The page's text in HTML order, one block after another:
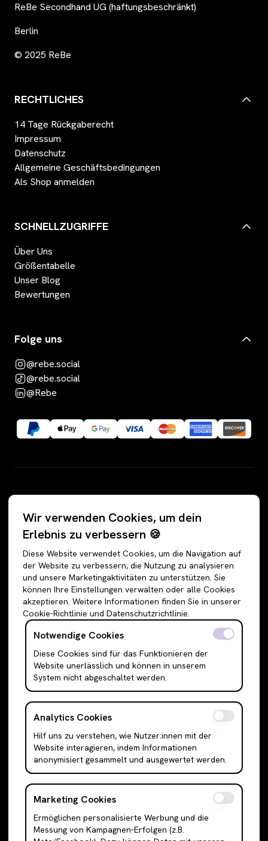
ReBe Secondhand UG (haftungsbeschränkt)
Berlin
© 2025 ReBe
RECHTLICHES
14 Tage Rückgaberecht
Impressum
Datenschutz
Allgemeine Geschäftsbedingungen
Als Shop anmelden
SCHNELLZUGRIFFE
Über Uns
Größentabelle
Unser Blog
Bewertungen
Folge uns
@rebe.social
@rebe.social
@Rebe
Alle Angebote
Schuhe
Oberteile
Sweatshirts & Hoodies
Shirts & Blusen
T-Shirts
Cami Top & Ärmellos
Schulterfreie Oberteile
Boleros & Shrugs
Anzugwesten & Polunder
Langarm Oberteile
Bodysuits
Outerwear
Jacken
Cardigans
Blazer
Mäntel & Trenchcoats
Hosen
Jogginghosen
Anzughosen
Shorts
Leggings
Mini Röcke
Midi Röcke
Kleider
Midi Kleider
Maxi Kleider
Abendkleider
Tanktops
Anzüge
Wir verwenden Cookies, um dein
Erlebnis zu verbessern 🍪
Diese Website verwendet Cookies, um die Navigation auf
der Website zu verbessern, die Nutzung zu analysieren
und unsere Marketingaktivitäten zu unterstützen. Sie
können Ihre Einstellungen verwalten oder alle Cookies
akzeptieren. Weitere Informationen finden Sie in unserer
Cookie-Richtlinie und Datenschutzrichtlinie.
Notwendige Cookies
Diese Cookies sind für das Funktionieren der
Website unerlässlich und können in unserem
System nicht abgeschaltet werden.
Analytics Cookies
Hilf uns zu verstehen, wie Nutzer:innen mit der
Website interagieren, indem Informationen
anonymisiert gesammelt und ausgewertet werden.
Marketing Cookies
Ermöglichen personalisierte Werbung und die
Messung von Kampagnen-Erfolgen (z.B.